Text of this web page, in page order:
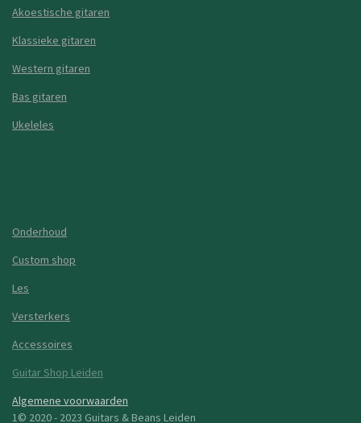
Akoestische gitaren
Klassieke gitaren
Western gitaren
Bas gitaren
Ukeleles
Onderhoud
Custom shop
Les
Versterkers
Accessoires
Guitar Shop Leiden
Algemene voorwaarden
1© 2020 - 2023 Guitars & Beans Leiden